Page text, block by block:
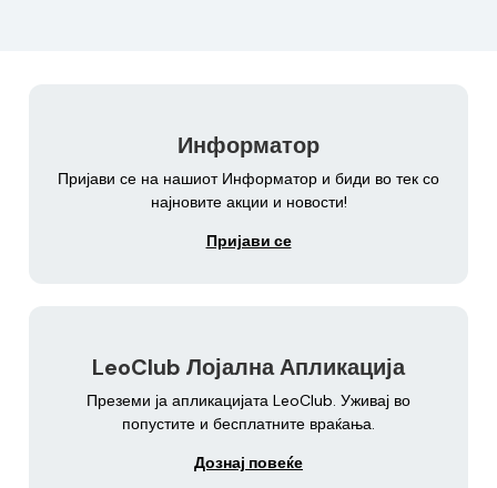
Информатор
Пријави се на нашиот Информатор и биди во тек со
најновите акции и новости!
Пријави се
LeoClub Лојална Апликација
Преземи ја апликацијата LeoClub. Уживај во
попустите и бесплатните враќања.
Дознај повеќе